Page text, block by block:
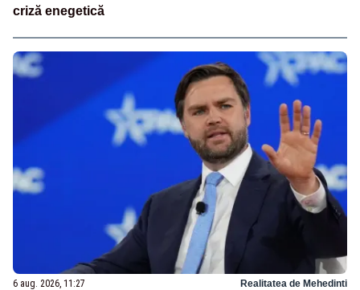
criză enegetică
6 aug. 2026, 11:27 Realitatea de Mehedinti